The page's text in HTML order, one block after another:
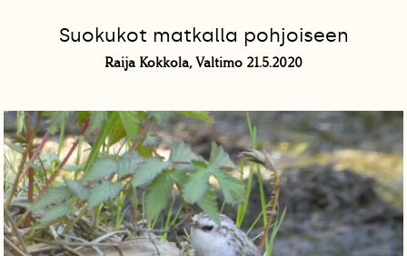
Suokukot matkalla pohjoiseen
Raija Kokkola, Valtimo 21.5.2020